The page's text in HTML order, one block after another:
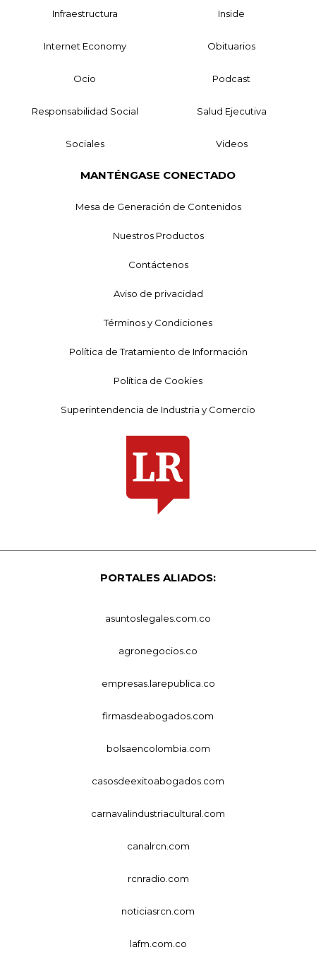
Infraestructura Inside
Internet Economy Obituarios
Ocio Podcast
Responsabilidad Social Salud Ejecutiva
Sociales Videos
MANTÉNGASE CONECTADO
Mesa de Generación de Contenidos
Nuestros Productos
Contáctenos
Aviso de privacidad
Términos y Condiciones
Política de Tratamiento de Información
Política de Cookies
Superintendencia de Industria y Comercio
PORTALES ALIADOS:
asuntoslegales.com.co
agronegocios.co
empresas.larepublica.co
firmasdeabogados.com
bolsaencolombia.com
casosdeexitoabogados.com
carnavalindustriacultural.com
canalrcn.com
rcnradio.com
noticiasrcn.com
lafm.com.co